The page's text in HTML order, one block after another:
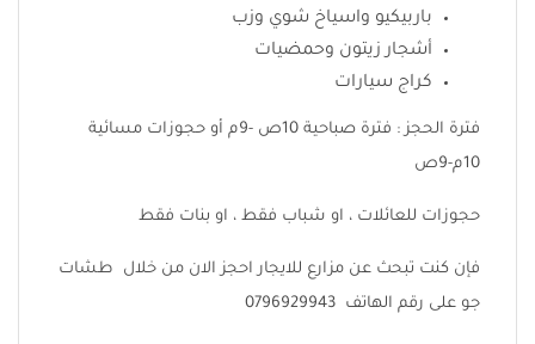
باربيكيو واسياخ شوي وزب
أشجار زيتون وحمضيات
كراج سيارات
فترة الحجز : فترة صباحية 10ص -9م أو حجوزات مسائية
10م-9ص
حجوزات للعائلات ، او شباب فقط ، او بنات فقط
فإن كنت تبحث عن مزارع للايجار احجز الان من خلال طشات
جو على رقم الهاتف 0796929943